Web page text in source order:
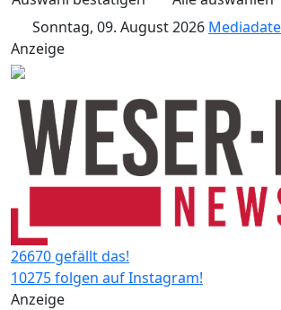
Sonntag, 09. August 2026
Anzeige
26670 gefällt das!
10275 folgen auf Instagram!
Anzeige